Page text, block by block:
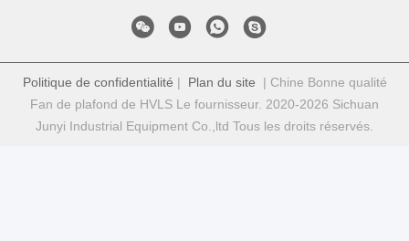
Politique de confidentialité | Plan du site | Chine Bonne qualité
Fan de plafond de HVLS Le fournisseur. 2020-2026 Sichuan
Junyi Industrial Equipment Co.,ltd Tous les droits réservés.